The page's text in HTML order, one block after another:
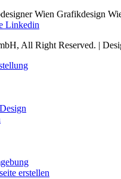
Linkedin
All Right Reserved. |
erstellen